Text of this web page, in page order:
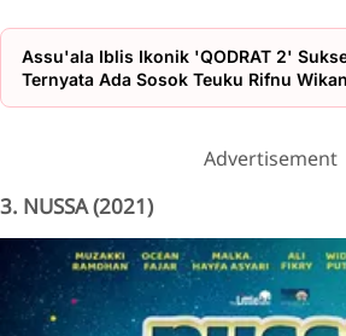
Assu'ala Iblis Ikonik 'QODRAT 2'
Ternyata Ada Sosok Teuku Rifnu
Advertisement
3. NUSSA (2021)